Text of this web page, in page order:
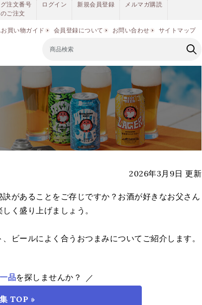
注文番号
ご注文
ログイン 新規会員登録 メルマガ購読
買い物ガイド 会員登録について お問い合わせ サイトマップ
2026年3月9日 更新
があることをご存じですか？お酒が好きなお父さん
く盛り上げましょう。
ビールによく合うおつまみについてご紹介します。
品を探しませんか？
TOP »